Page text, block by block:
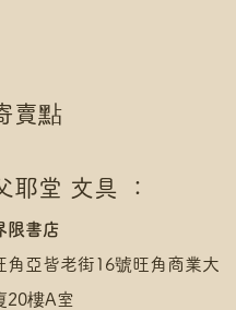
賣點
耶堂 文具 ：
限書店
角亞皆老街16號旺角商業大
20樓A室